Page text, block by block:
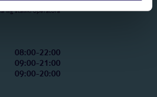
wg stawki operatora
08:00-22:00
09:00-21:00
09:00-20:00